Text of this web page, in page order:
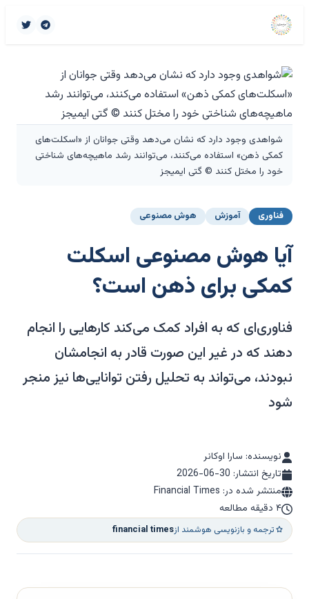
شواهدی وجود دارد که نشان می‌دهد وقتی جوانان از «اسکلت‌های
کمکی ذهن» استفاده می‌کنند، می‌توانند رشد ماهیچه‌های شناختی
خود را مختل کنند © گتی ایمیجز
فناوری آموزش هوش مصنوعی
آیا هوش مصنوعی اسکلت
کمکی برای ذهن است؟
فناوری‌ای که به افراد کمک می‌کند کارهایی را انجام
دهند که در غیر این صورت قادر به انجامشان
نبودند، می‌تواند به تحلیل رفتن توانایی‌ها نیز منجر
شود
نویسنده: سارا اوکانر
تاریخ انتشار: 2026-06-30
منتشر شده در: Financial Times
۴ دقیقه مطالعه
ترجمه و بازنویسی هوشمند ازfinancial times